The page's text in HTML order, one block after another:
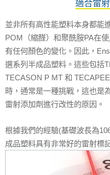
適合雷
並非所有高性能塑料本身都能
POM （縮醛）和聚酰胺PA在使
有任何顏色的變化。因此，
選系列半成品塑料。這些包括
TECASON P MT 和
時，通常是一種挑戰，這也是
雷射添加劑進行改性的原因。
根據我們的經驗(基礎波長為
成品塑料具有非常好的雷射標